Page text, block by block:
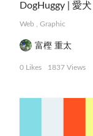
Web ,Graphic
富樫 重太
0 Likes 1837 Views